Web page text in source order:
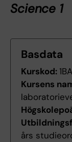
Science 1
Basdata
Kurskod:
Kursens
års